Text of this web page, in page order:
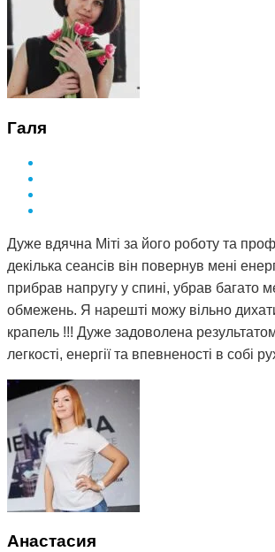
Галя
Дуже вдячна Міті за його роботу та
декілька сеансів він повернув мені
прибрав напругу у спині, убрав багато
обмежень. Я нарешті можу вільно
крапель !!! Дуже задоволена
легкості, енергії та впевненості в собі
Анастасия